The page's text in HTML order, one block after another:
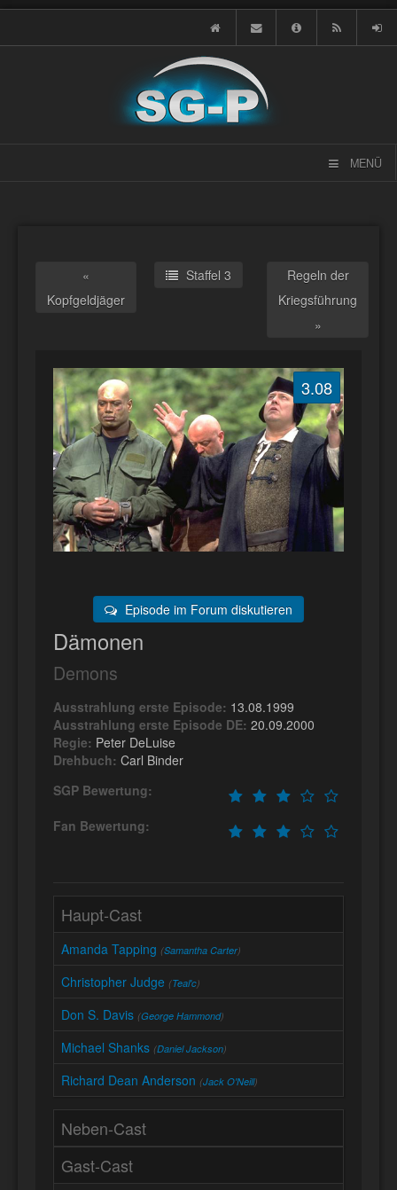
MENÜ
«
Kopfgeldjäger
Staffel 3
Regeln der
Kriegsführung
»
3.08
Episode im Forum diskutieren
Dämonen
Demons
Ausstrahlung erste Episode: 13.08.1999
Ausstrahlung erste Episode DE: 20.09.2000
Regie: Peter DeLuise
Drehbuch: Carl Binder
SGP Bewertung:
Fan Bewertung:
Haupt-Cast
Amanda Tapping (Samantha Carter)
Christopher Judge (Teal'c)
Don S. Davis (George Hammond)
Michael Shanks (Daniel Jackson)
Richard Dean Anderson (Jack O'Neill)
Neben-Cast
Gast-Cast